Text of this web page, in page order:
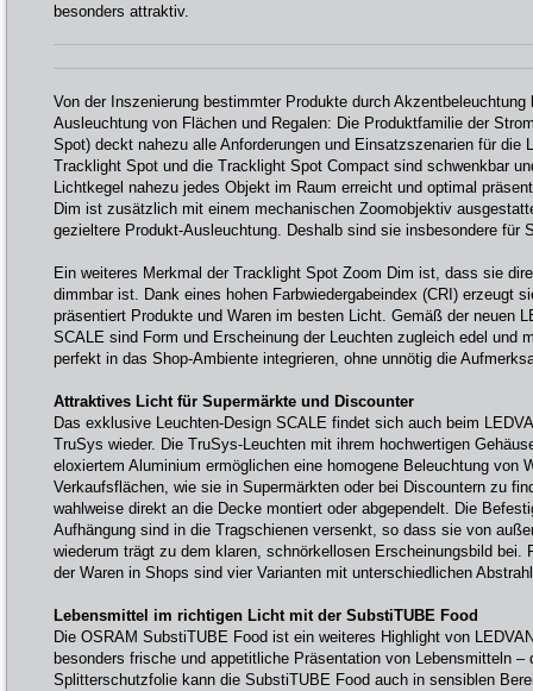
besonders attraktiv.
Von der Inszenierung bestimmter Produkte durch
Ausleuchtung von Flächen und Regalen: Die Produktfamilie der
Spot) deckt nahezu alle Anforderungen und Einsatzszenarien für die
Tracklight Spot und die Tracklight Spot Compact sind schwenkbar
Lichtkegel nahezu jedes Objekt im Raum erreicht und optimal
Dim ist zusätzlich mit einem mechanischen Zoomobjektiv
gezieltere Produkt-Ausleuchtung. Deshalb sind sie insbesondere für
Ein weiteres Merkmal der Tracklight Spot Zoom Dim ist, dass sie
dimmbar ist. Dank eines hohen Farbwiedergabeindex (CRI) erzeugt
präsentiert Produkte und Waren im besten Licht. Gemäß der neuen
SCALE sind Form und Erscheinung der Leuchten zugleich edel und
perfekt in das Shop-Ambiente integrieren, ohne unnötig die
Attraktives Licht für Supermärkte und Discounter
Das exklusive Leuchten-Design SCALE findet sich auch beim
TruSys wieder. Die TruSys-Leuchten mit ihrem hochwertigen
eloxiertem Aluminium ermöglichen eine homogene Beleuchtung von
Verkaufsflächen, wie sie in Supermärkten oder bei Discountern zu
wahlweise direkt an die Decke montiert oder abgependelt. Die
Aufhängung sind in die Tragschienen versenkt, so dass sie von
wiederum trägt zu dem klaren, schnörkellosen Erscheinungsbild bei.
der Waren in Shops sind vier Varianten mit unterschiedlichen
Lebensmittel im richtigen Licht mit der SubstiTUBE Food
Die OSRAM SubstiTUBE Food ist ein weiteres Highlight von
besonders frische und appetitliche Präsentation von Lebensmitteln –
Splitterschutzfolie kann die SubstiTUBE Food auch in sensiblen